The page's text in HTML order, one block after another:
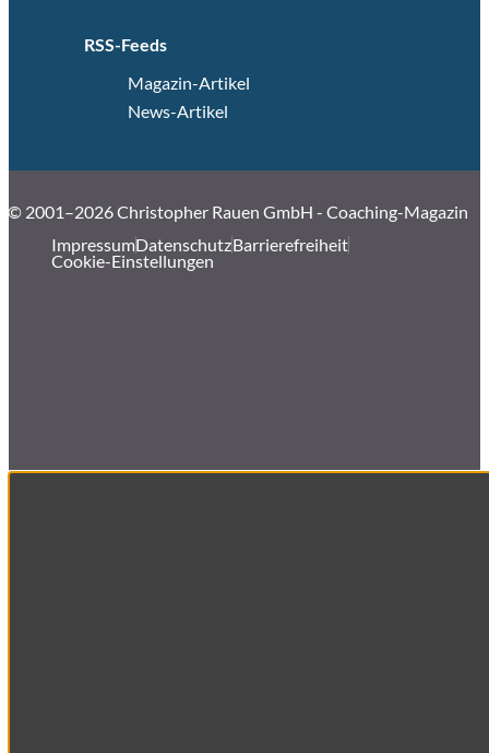
RSS-Feeds
Magazin-Artikel
News-Artikel
© 2001–2026 Christopher Rauen GmbH - Coaching-Magazin
ImpressumDatenschutzBarrierefreiheit
Cookie-Einstellungen